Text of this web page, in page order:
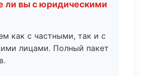
ли вы с юридическими
как с частными, так и с
лицами. Полный пакет